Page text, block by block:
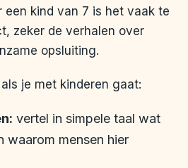
een kind van 7 is het vaak te
zeker de verhalen over
opsluiting.
je met kinderen gaat:
vertel in simpele taal wat
waarom mensen hier